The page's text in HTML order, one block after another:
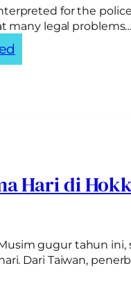
for the
many legal
Hari di
gugur tahun
Dari Taiwan,